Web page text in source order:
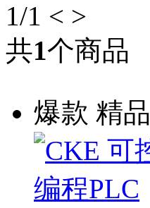
1/1 < >
共1个商品
爆款 精品